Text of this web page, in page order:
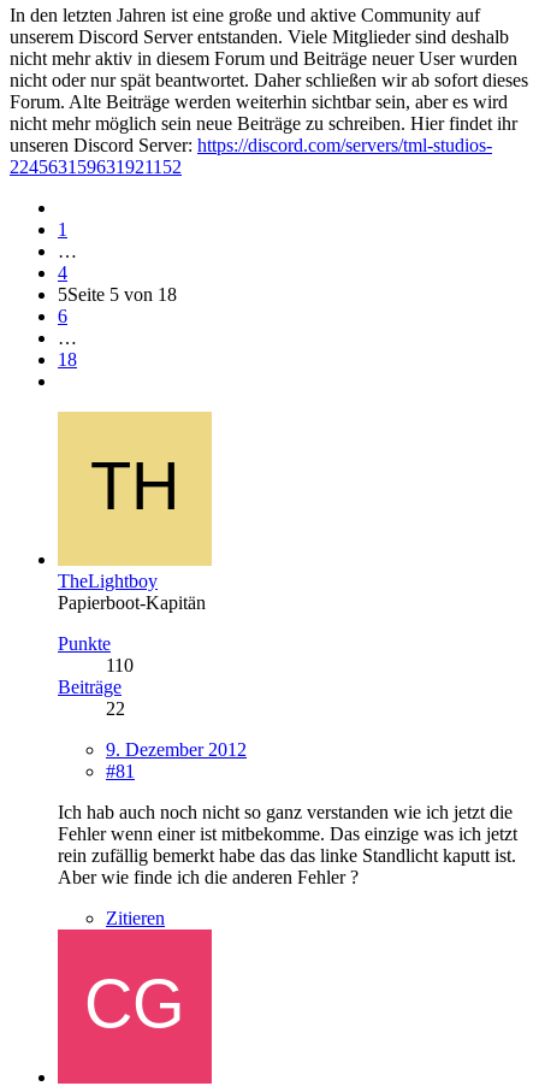
In den letzten Jahren ist eine große und aktive Community auf
unserem Discord Server entstanden. Viele Mitglieder sind deshalb
nicht mehr aktiv in diesem Forum und Beiträge neuer User wurden
nicht oder nur spät beantwortet. Daher schließen wir ab sofort dieses
Forum. Alte Beiträge werden weiterhin sichtbar sein, aber es wird
nicht mehr möglich sein neue Beiträge zu schreiben. Hier findet ihr
unseren Discord Server: https://discord.com/servers/tml-studios-
224563159631921152
1
…
4
5Seite 5 von 18
6
…
18
TheLightboy
Papierboot-Kapitän
Punkte
110
Beiträge
22
9. Dezember 2012
#81
Ich hab auch noch nicht so ganz verstanden wie ich jetzt die
Fehler wenn einer ist mitbekomme. Das einzige was ich jetzt
rein zufällig bemerkt habe das das linke Standlicht kaputt ist.
Aber wie finde ich die anderen Fehler ?
Zitieren